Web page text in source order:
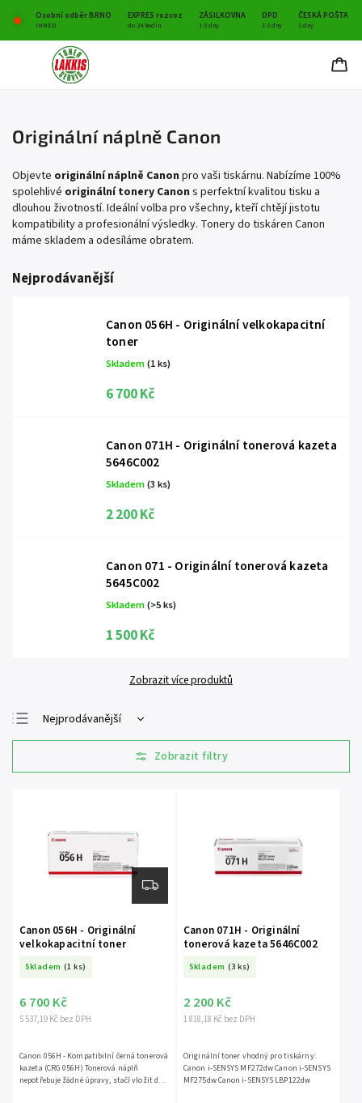
Osobní odběr BRNO EXPRES rozvoz ZÁSILKOVNA DPD ČESKÁ POŠTA
IHNED do 24 hodin 1-2 dny 1-2 dny 2 dny
Originální náplně Canon
Objevte originální náplně Canon pro vaši tiskárnu. Nabízíme 100%
spolehlivé originální tonery Canon s perfektní kvalitou tisku a
dlouhou životností. Ideální volba pro všechny, kteří chtějí jistotu
kompatibility a profesionální výsledky. Tonery do tiskáren Canon
máme skladem a odesíláme obratem.
Nejprodávanější
Canon 056H - Originální velkokapacitní
toner
Skladem(1 ks)
6 700 Kč
Canon 071H - Originální tonerová kazeta
5646C002
Skladem(3 ks)
2 200 Kč
Canon 071 - Originální tonerová kazeta
5645C002
Skladem(>5 ks)
1 500 Kč
Zobrazit více produktů
Nejprodávanější
Nejlevnější
Nejdražší
Canon 056H - Originální
velkokapacitní toner
Skladem (1 ks)
5 537,19 Kč bez DPH
6 700 Kč
Canon 056H - Kompatibilní černá tonerová
kazeta (CRG 056H) Tonerová náplň
nepotřebuje žádné úpravy, stačí vložit do
Canon 071H - Originální
tonerová kazeta 5646C002
Skladem (3 ks)
1 818,18 Kč bez DPH
2 200 Kč
Originální toner vhodný pro tiskárny:
Canon i-SENSYS MF272dw Canon i-SENSYS